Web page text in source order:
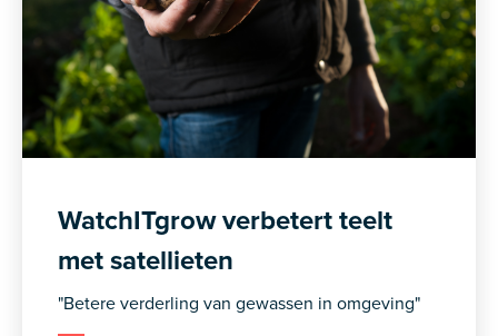
WatchITgrow verbetert teelt
met satellieten
"Betere verderling van gewassen in omgeving"